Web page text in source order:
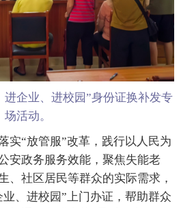
企业、进校园”身份证换补发专
场活动。
“放管服”改革，践行以人民为
安政务服务效能，聚焦失能老
、社区居民等群众的实际需求，
、进校园”上门办证，帮助群众